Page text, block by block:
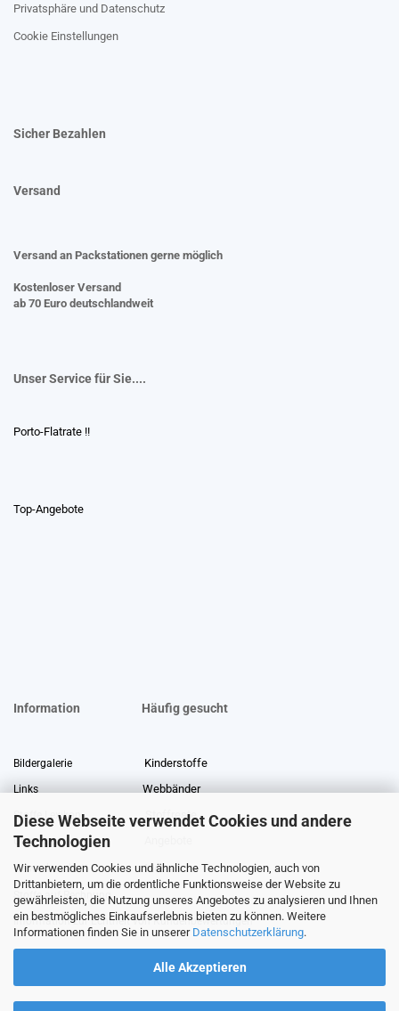
Diese Webseite verwendet Cookies und andere
Technologien
Wir verwenden Cookies und ähnliche Technologien, auch von
Drittanbietern, um die ordentliche Funktionsweise der Website zu
gewährleisten, die Nutzung unseres Angebotes zu analysieren und Ihnen
ein bestmögliches Einkaufserlebnis bieten zu können. Weitere
Informationen finden Sie in unserer Datenschutzerklärung.
Alle Akzeptieren
Privatsphäre und Datenschutz
Cookie Einstellungen
Sicher Bezahlen
Versand
Versand an Packstationen gerne möglich
Kostenloser Versand
ab 70 Euro deutschlandweit
Unser Service für Sie....
Porto-Flatrate !!
Top-Angebote
Information Häufig gesucht
Bildergalerie Kinderstoffe
Links Webbänder
Stoffe Lexikon Stoffreste
Über uns
Gewerberabatt Meterware
Stoffe auf Rechnung
Information zur Echtheit von Kundenbewertungen